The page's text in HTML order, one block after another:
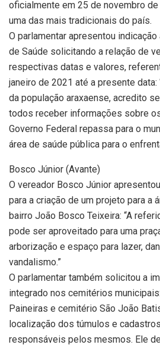
oficialmente em 25 de novembro
uma das mais tradicionais do país.
O parlamentar apresentou
de Saúde solicitando a relação de
respectivas datas e valores,
janeiro de 2021 até a presente data:
da população araxaense, acredito
todos receber informações sobre
Governo Federal repassa para o
área de saúde pública para o
Bosco Júnior (Avante)
O vereador Bosco Júnior
para a criação de um projeto para a
bairro João Bosco Teixeira: “A
pode ser aproveitado para uma
arborização e espaço para lazer,
vandalismo.”
O parlamentar também solicitou a
integrado nos cemitérios
Paineiras e cemitério São João
localização dos túmulos e
responsáveis pelos mesmos. Ele